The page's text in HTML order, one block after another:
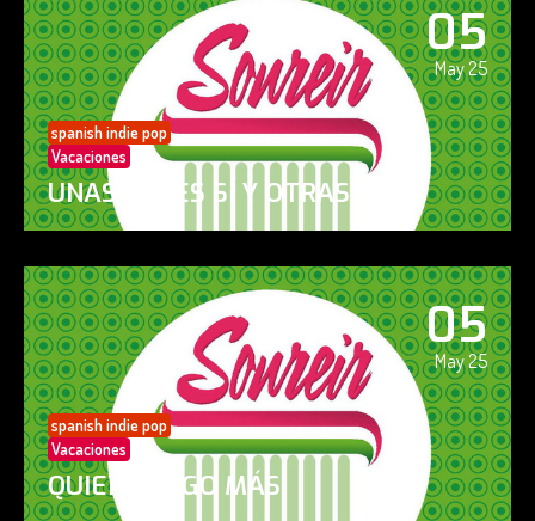
05
May 25
spanish indie pop
Vacaciones
UNAS VECES SÍ Y OTRAS NO
05
May 25
spanish indie pop
Vacaciones
QUIERO ALGO MÁS